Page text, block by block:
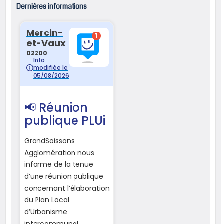
Dernières informations